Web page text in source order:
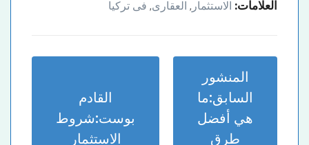
العلامات: الاستثمار , العقارى, فى تركيا
المنشور
السابق:ما
هي أفضل
طرق
القادم
بوست:شروط
الاستثمار